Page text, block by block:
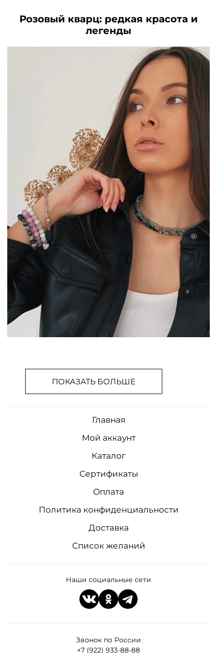
Розовый кварц: редкая красота и
легенды
ПОКАЗАТЬ БОЛЬШЕ
Звонок по России
+7 (922) 933-88-88
Главная
Мой аккаунт
Каталог
Сертификаты
Оплата
Политика конфиденциальности
Доставка
Список желаний
Наши социальные сети